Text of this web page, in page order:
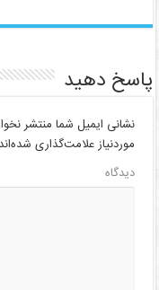
پاسخ دهید
نشانی ایمیل شما منتشر
موردنیاز علامت‌گذاری
دیدگاه